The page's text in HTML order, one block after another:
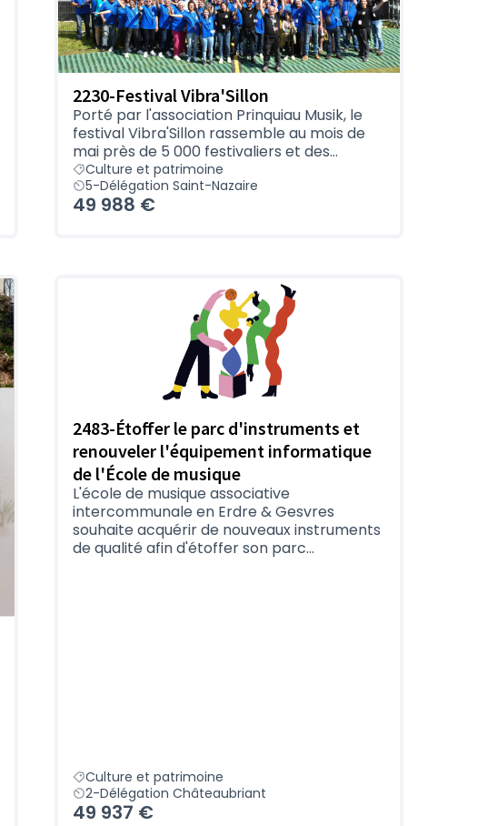
2230-Festival Vibra'Sillon
Porté par l'association Prinquiau Musik, le
festival Vibra'Sillon rassemble au mois de
mai près de 5 000 festivaliers et des...
Culture et patrimoine
5-Délégation Saint-Nazaire
49 988 €
2483-Étoffer le parc d'instruments et
renouveler l'équipement informatique
de l'École de musique
L'école de musique associative
intercommunale en Erdre & Gesvres
souhaite acquérir de nouveaux instruments
de qualité afin d'étoffer son parc...
Culture et patrimoine
2-Délégation Châteaubriant
49 937 €